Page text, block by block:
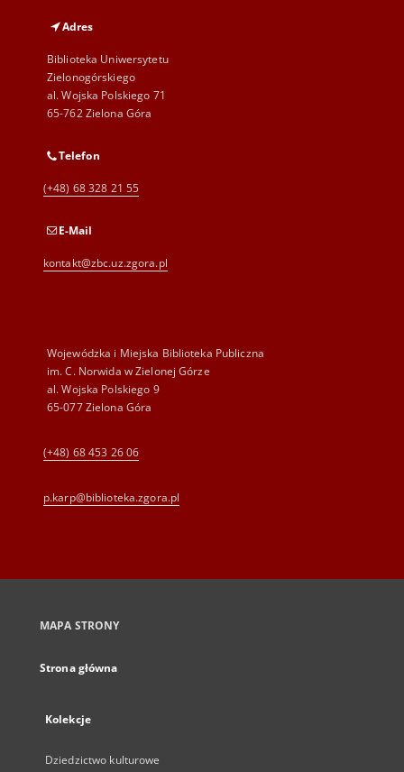
Adres
Biblioteka Uniwersytetu
Zielonogórskiego
al. Wojska Polskiego 71
65-762 Zielona Góra
Telefon
(+48) 68 328 21 55
E-Mail
kontakt@zbc.uz.zgora.pl
Wojewódzka i Miejska Biblioteka Publiczna
im. C. Norwida w Zielonej Górze
al. Wojska Polskiego 9
65-077 Zielona Góra
(+48) 68 453 26 06
p.karp@biblioteka.zgora.pl
MAPA STRONY
Strona główna
Kolekcje
Dziedzictwo kulturowe